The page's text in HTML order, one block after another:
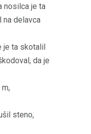
nosilca je ta
na delavca
je ta skotalil
da je
steno,